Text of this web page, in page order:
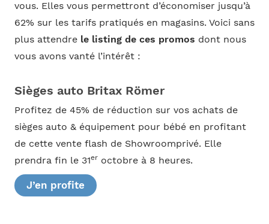
vous. Elles vous permettront d’économiser jusqu’à
62% sur les tarifs pratiqués en magasins. Voici sans
plus attendre le listing de ces promos dont nous
vous avons vanté l’intérêt :
Sièges auto Britax Römer
Profitez de 45% de réduction sur vos achats de
sièges auto & équipement pour bébé en profitant
de cette vente flash de Showroomprivé. Elle
prendra fin le 31eroctobre à 8 heures.
J’en profite